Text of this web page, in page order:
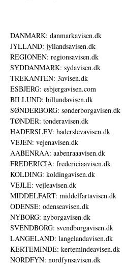
DANMARK: danmarkavisen.dk
JYLLAND: jyllandsavisen.dk
REGIONEN: regionsavisen.dk
SYDDANMARK: sydavisen.dk
TREKANTEN: 3avisen.dk
ESBJERG: esbjergavisen.com
BILLUND: billundavisen.dk
SØNDERBORG: sønderborgavisen.dk
TØNDER: tønderavisen.dk
HADERSLEV: haderslevavisen.dk
VEJEN: vejenavisen.dk
AABENRAA: aabenraaavisen.dk
FREDERICIA: fredericiaavisen.dk
KOLDING: koldingavisen.dk
VEJLE: vejleavisen.dk
MIDDELFART: middelfartavisen.dk
ODENSE: odenseavisen.dk
NYBORG: nyborgavisen.dk
SVENDBORG: svendborgavisen.dk
LANGELAND: langelandavisen.dk
KERTEMINDE: kertemindeavisen.dk
NORDFYN: nordfynsavisen.dk